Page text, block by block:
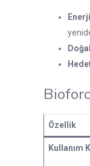
Özellik
Kullanım